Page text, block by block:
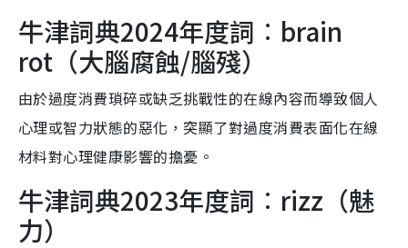
牛津詞典2024年度詞︰brain
rot（大腦腐蝕/腦殘）
由於過度消費瑣碎或缺乏挑戰性的在線內容而導致個人
心理或智力狀態的惡化，突顯了對過度消費表面化在線
材料對心理健康影響的擔憂。
牛津詞典2023年度詞︰rizz（魅
力）